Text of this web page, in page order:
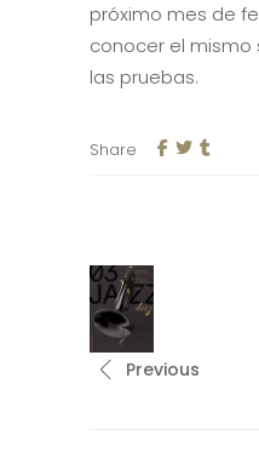
próximo mes de
conocer el
las pruebas.
Share
Previous